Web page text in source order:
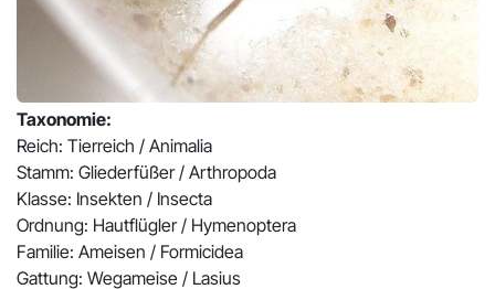
Taxonomie:
Reich: Tierreich / Animalia
Stamm: Gliederfüßer / Arthropoda
Klasse: Insekten / Insecta
Ordnung: Hautflügler / Hymenoptera
Familie: Ameisen / Formicidea
Gattung: Wegameise / Lasius